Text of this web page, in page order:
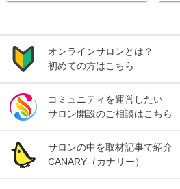
オンラインサロンとは？
初めての方はこちら
コミュニティを運営したい
サロン開設のご相談はこちら
サロンの中を取材記事で紹介
CANARY（カナリー）